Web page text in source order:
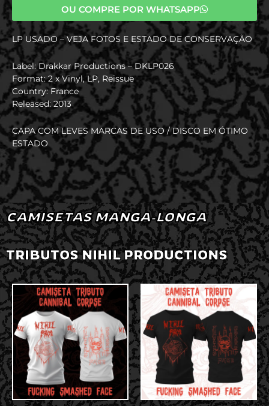
OU COMPRE POR WHATSAPP
LP USADO – VEJA FOTOS E ESTADO DE CONSERVAÇÃO
Label: Drakkar Productions – DKLP026
Format: 2 x Vinyl, LP, Reissue
Country: France
Released: 2013
CAPA COM LEVES MARCAS DE USO / DISCO EM ÓTIMO
ESTADO
CAMISETAS MANGA-LONGA
TRIBUTOS NIHIL PRODUCTIONS